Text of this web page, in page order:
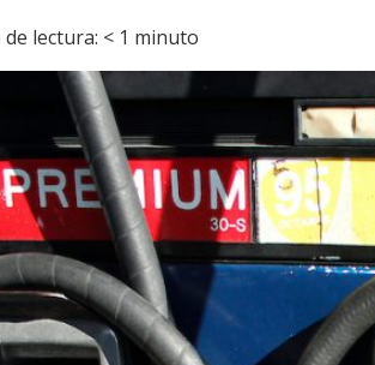
lectura: < 1 minuto